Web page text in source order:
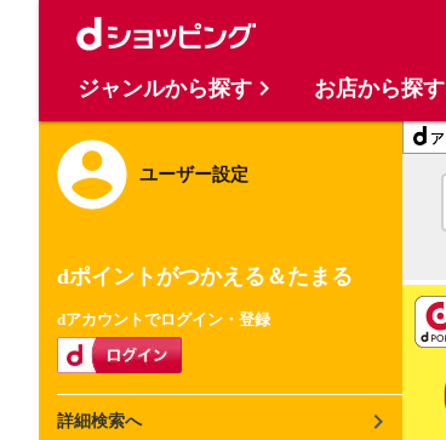
ユーザー設定
dポイントがつかえる＆たまる
dアカウントでログイン・登録
詳細検索へ
ジャンルから探す お店から探す